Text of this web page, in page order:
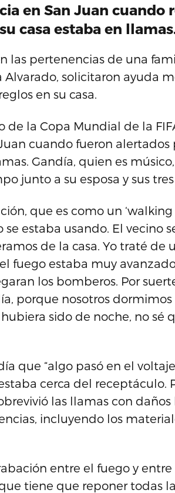
en San Juan cuando
casa estaba en
las pertenencias de una
Alvarado, solicitaron ayuda
en su casa.
la Copa Mundial de la
cuando fueron alertados
Gandía, quien es
junto a su esposa y sus
que es como un ‘walking
estaba usando. El vecino
de la casa. Yo traté de
fuego estaba muy
los bomberos. Por
porque nosotros
sido de noche, no sé
que “algo pasó en el
cerca del receptáculo.
las llamas con daños
incluyendo los
entre el fuego y
tiene que reponer todas